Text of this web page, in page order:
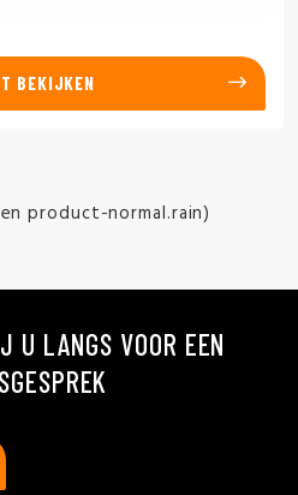
BEKIJKEN
product-normal.rain)
U LANGS VOOR EEN